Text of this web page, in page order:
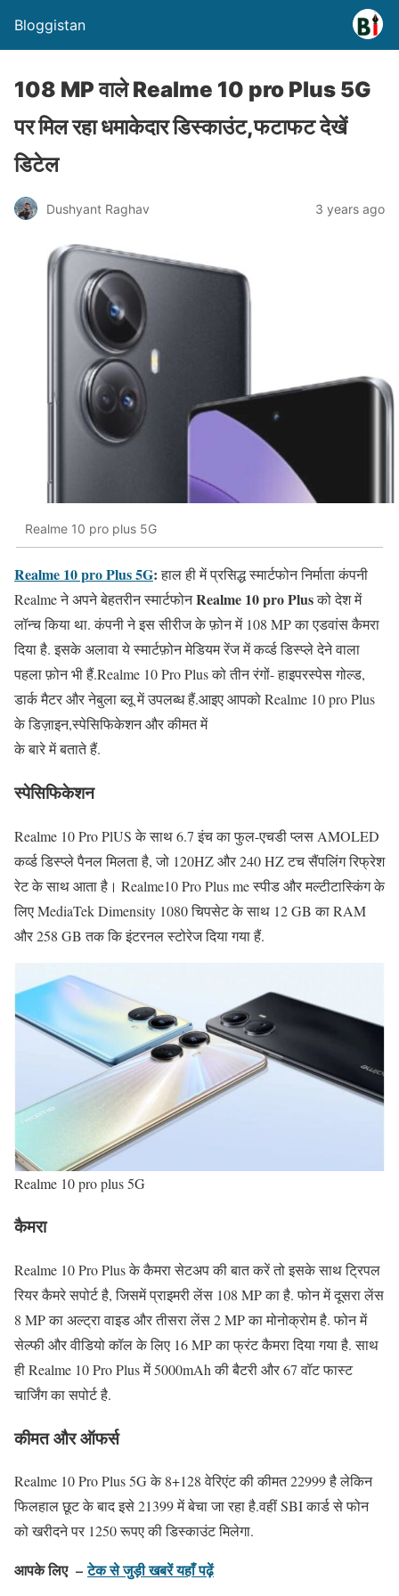
Bloggistan
108 MP वाले Realme 10 pro Plus 5G
पर मिल रहा धमाकेदार डिस्काउंट,फटाफट देखें
डिटेल
Dushyant Raghav 3 years ago
Realme 10 pro plus 5G
Realme 10 pro Plus 5G:हाल ही में प्रसिद्ध स्मार्टफोन निर्माता कंपनी
Realme ने अपने बेहतरीन स्मार्टफोनRealme 10 pro Plusको देश में
लॉन्च किया था. कंपनी ने इस सीरीज के फ़ोन में 108 MP का एडवांस कैमरा
दिया है. इसके अलावा ये स्मार्टफ़ोन मेडियम रेंज में कर्व्ड डिस्प्ले देने वाला
पहला फ़ोन भी हैं.Realme 10 Pro Plus को तीन रंगों- हाइपरस्पेस गोल्ड,
डार्क मैटर और नेबुला ब्लू में उपलब्ध हैं.आइए आपको Realme 10 pro Plus
के डिज़ाइन,स्पेसिफिकेशन और कीमत में
के बारे में बताते हैं.
स्पेसिफिकेशन
Realme 10 Pro PlUS के साथ 6.7 इंच का फुल-एचडी प्लस AMOLED
कर्व्ड डिस्प्ले पैनल मिलता है, जो 120HZ और 240 HZ टच सैंपलिंग रिफ्रेश
रेट के साथ आता है। Realme10 Pro Plus me स्पीड और मल्टीटास्किंग के
लिए MediaTek Dimensity 1080 चिपसेट के साथ 12 GB का RAM
और 258 GB तक कि इंटरनल स्टोरेज दिया गया हैं.
Realme 10 pro plus 5G
कैमरा
Realme 10 Pro Plus के कैमरा सेटअप की बात करें तो इसके साथ ट्रिपल
रियर कैमरे सपोर्ट है, जिसमें प्राइमरी लेंस 108 MP का है. फोन में दूसरा लेंस
8 MP का अल्ट्रा वाइड और तीसरा लेंस 2 MP का मोनोक्रोम है. फोन में
सेल्फी और वीडियो कॉल के लिए 16 MP का फ्रंट कैमरा दिया गया है. साथ
ही Realme 10 Pro Plus में 5000mAh की बैटरी और 67 वॉट फास्ट
चार्जिंग का सपोर्ट है.
कीमत और ऑफर्स
Realme 10 Pro Plus 5G के 8+128 वेरिएंट की कीमत 22999 है लेकिन
फिलहाल छूट के बाद इसे 21399 में बेचा जा रहा है.वहीं SBI कार्ड से फोन
को खरीदने पर 1250 रूपए की डिस्काउंट मिलेगा.
आपके लिए –टेक से जुड़ी खबरें यहाँ पढ़ें